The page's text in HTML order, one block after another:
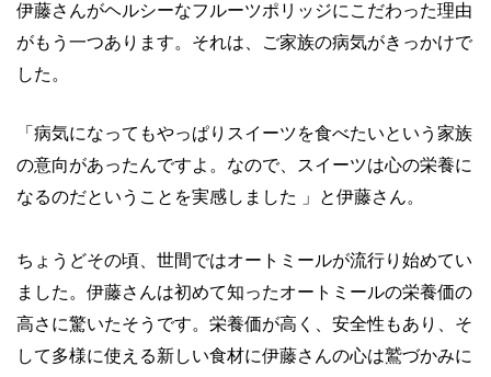
伊藤さんがヘルシーなフルーツポリッジにこだわった理由
がもう一つあります。それは、ご家族の病気がきっかけで
した。
「病気になってもやっぱりスイーツを食べたいという家族
の意向があったんですよ。なので、スイーツは心の栄養に
なるのだということを実感しました 」と伊藤さん。
ちょうどその頃、世間ではオートミールが流行り始めてい
ました。伊藤さんは初めて知ったオートミールの栄養価の
高さに驚いたそうです。栄養価が高く、安全性もあり、そ
して多様に使える新しい食材に伊藤さんの心は鷲づかみに